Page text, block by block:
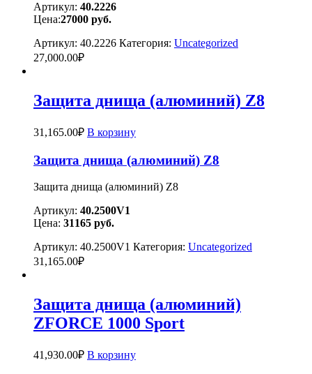
Артикул: 40.2226
Цена:27000 руб.
Артикул: 40.2226 Категория: Uncategorized
27,000.00₽
Защита днища (алюминий) Z8
31,165.00₽ В корзину
Защита днища (алюминий) Z8
Защита днища (алюминий) Z8
Артикул: 40.2500V1
Цена: 31165 руб.
Артикул: 40.2500V1 Категория: Uncategorized
31,165.00₽
Защита днища (алюминий)
ZFORCE 1000 Sport
41,930.00₽ В корзину